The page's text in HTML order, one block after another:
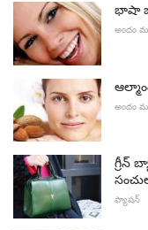
భాషా
అందం
అందం
గ్రీన్
ఫ్యాషన్